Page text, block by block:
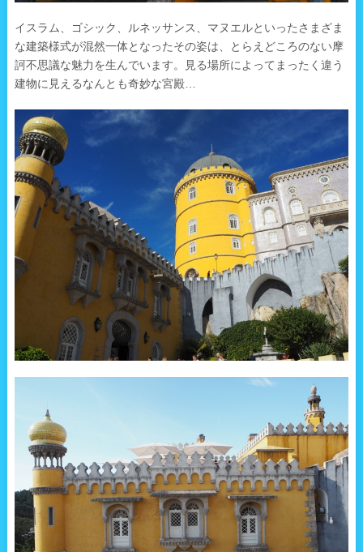
イスラム、ゴシック、ルネッサンス、マヌエルといったさまざま
な建築様式が混然一体となったその姿は、とらえどころのない摩
訶不思議な魅力を生んでいます。見る場所によってまったく違う
建物に見えるなんとも奇妙な宮殿…